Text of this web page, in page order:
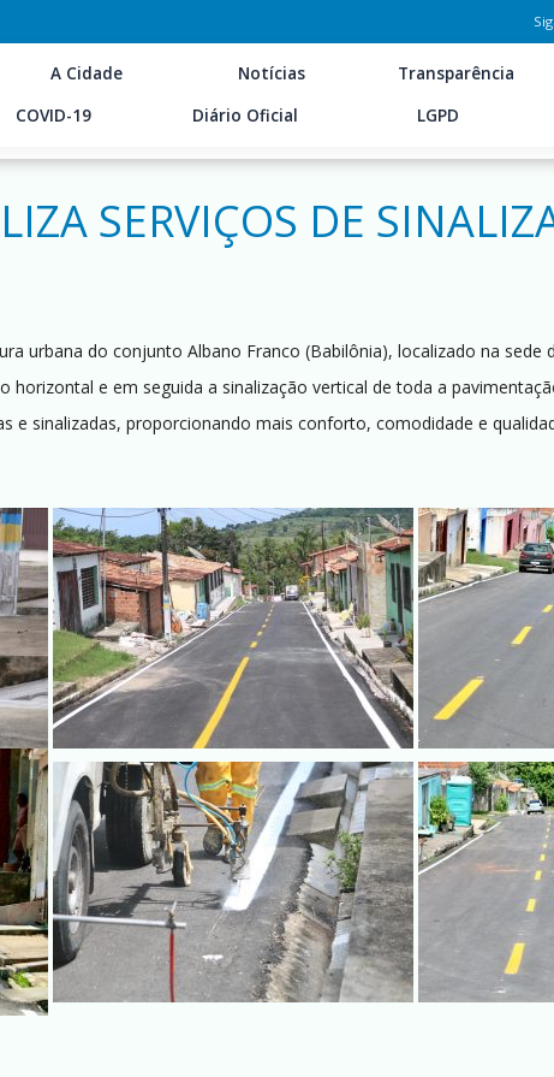
A Cidade Notícias Transparência
COVID-19 Diário Oficial LGPD
SERVIÇOS DE
urbana do conjunto Albano Franco (Babilônia), localizado na sede
e em seguida a sinalização vertical de toda a
sinalizadas, proporcionando mais conforto, comodidade e